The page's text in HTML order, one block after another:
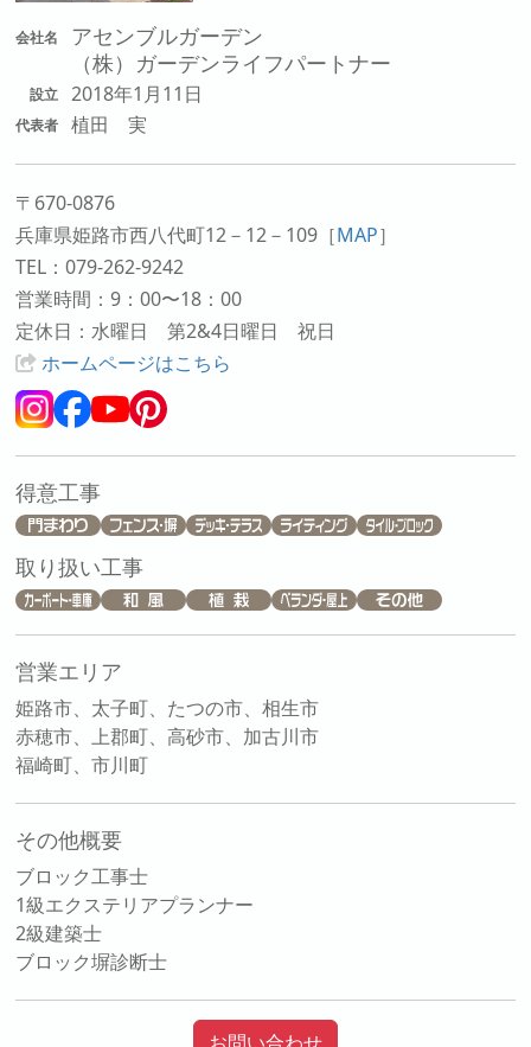
会社名
アセンブルガーデン
（株）ガーデンライフパートナー
設立 2018年1月11日
代表者 植田 実
〒670-0876
兵庫県姫路市西八代町12－12－109 ［MAP］
TEL：079-262-9242
営業時間：9：00〜18：00
定休日：水曜日 第2&4日曜日 祝日
ホームページはこちら
得意工事
取り扱い工事
営業エリア
姫路市、太子町、たつの市、相生市
赤穂市、上郡町、高砂市、加古川市
福崎町、市川町
その他概要
ブロック工事士
1級エクステリアプランナー
2級建築士
ブロック塀診断士